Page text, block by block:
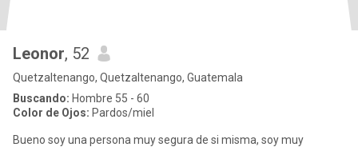
Leonor, 52
Quetzaltenango, Quetzaltenango, Guatemala
Buscando: Hombre 55 - 60
Color de Ojos: Pardos/miel
Bueno soy una persona muy segura de si misma, soy muy